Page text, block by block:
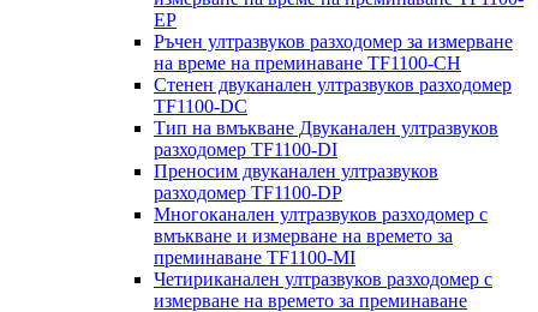
EP
Ръчен ултразвуков разходомер за измерване
на време на преминаване TF1100-CH
Стенен двуканален ултразвуков разходомер
TF1100-DC
Тип на вмъкване Двуканален ултразвуков
разходомер TF1100-DI
Преносим двуканален ултразвуков
разходомер TF1100-DP
Многоканален ултразвуков разходомер с
вмъкване и измерване на времето за
преминаване TF1100-MI
Четириканален ултразвуков разходомер с
измерване на времето за преминаване